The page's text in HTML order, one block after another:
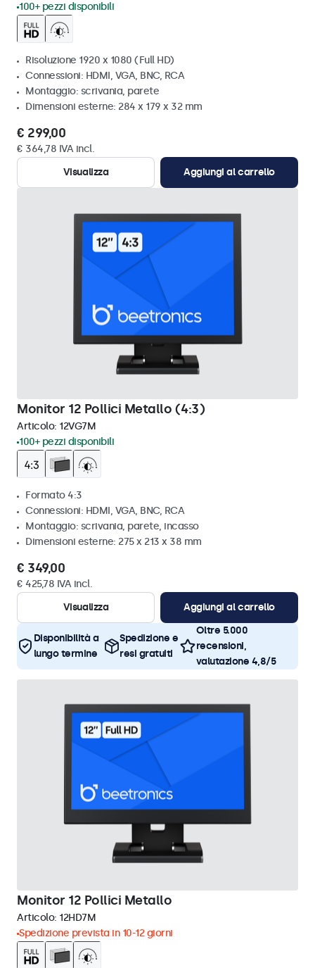
100+ pezzi disponibili
Risoluzione 1920 x 1080 (Full HD)
Connessioni: HDMI, VGA, BNC, RCA
Montaggio: scrivania, parete
Dimensioni esterne: 284 x 179 x 32 mm
€ 299,00
€ 364,78 IVA incl.
Visualizza
Aggiungi al carrello
Monitor 12 Pollici Metallo (4:3)
Articolo: 12VG7M
100+ pezzi disponibili
Formato 4:3
Connessioni: HDMI, VGA, BNC, RCA
Montaggio: scrivania, parete, incasso
Dimensioni esterne: 275 x 213 x 38 mm
€ 349,00
€ 425,78 IVA incl.
Visualizza
Aggiungi al carrello
Disponibilità a
lungo termine
Spedizione e
resi gratuiti
Oltre 5.000
recensioni,
valutazione 4,8/5
Monitor 12 Pollici Metallo
Articolo: 12HD7M
Spedizione prevista in 10-12 giorni